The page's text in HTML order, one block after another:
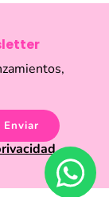
Enviar